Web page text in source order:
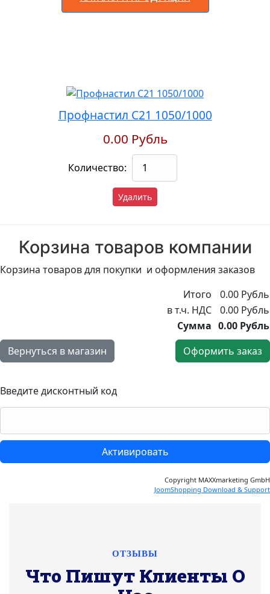
Профнастил С21 1050/1000
0.00 Рубль
Количество:
Удалить
Корзина товаров компании
Корзина товаров для покупки и оформления заказов
Итого
0.00 Рубль
в т.ч. НДС
0.00 Рубль
Сумма 0.00 Рубль
Вернуться в магазин
Оформить заказ
Введите дисконтный код
Copyright MAXXmarketing GmbH
JoomShopping Download & Support
ОТЗЫВЫ
Что Пишут Клиенты О